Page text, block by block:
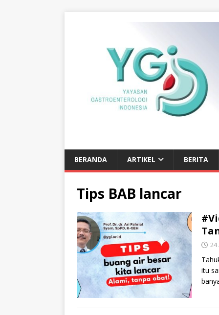
BERANDA ARTIKEL BERITA
Tips BAB lancar
24
itu